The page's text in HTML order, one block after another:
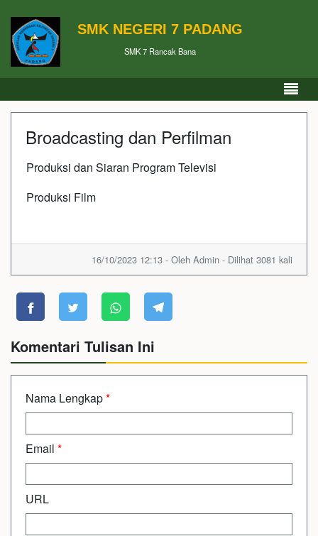
SMK NEGERI 7 PADANG
SMK 7 Rancak Bana
Broadcasting dan Perfilman
Produksi dan Siaran Program Televisi
Produksi Film
16/10/2023 12:13 - Oleh Admin - Dilihat 3081 kali
Komentari Tulisan Ini
Nama Lengkap*
Email *
URL